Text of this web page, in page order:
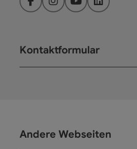
FacebookInstagramYouTubeLinkedIn
Kontaktformular
Andere Webseiten